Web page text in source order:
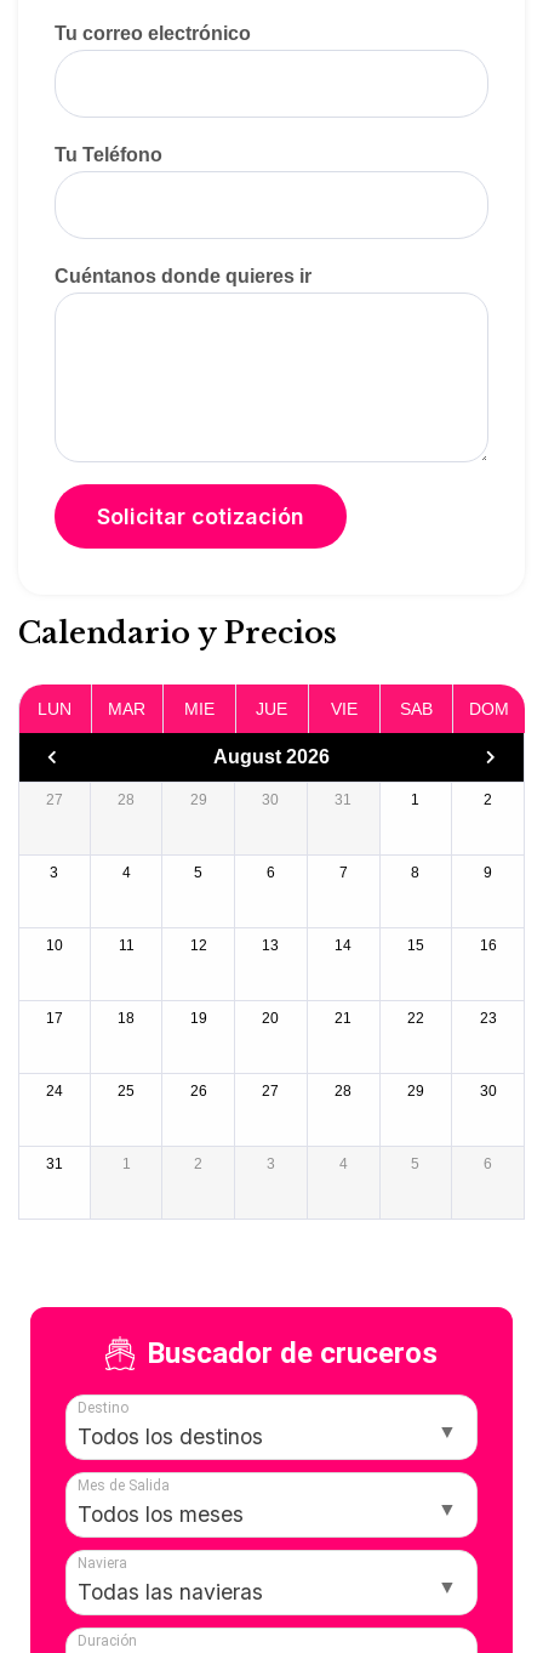
Tu correo electrónico
Tu Teléfono
Cuéntanos donde quieres ir
Calendario y Precios
LUN MAR MIE JUE VIE SAB DOM
August 2026
27 28 29 30 31 1 2
3 4 5 6 7 8 9
10 11 12 13 14 15 16
17 18 19 20 21 22 23
24 25 26 27 28 29 30
31 1 2 3 4 5 6
Buscador de cruceros
Destino
Mes de Salida
Naviera
Duración